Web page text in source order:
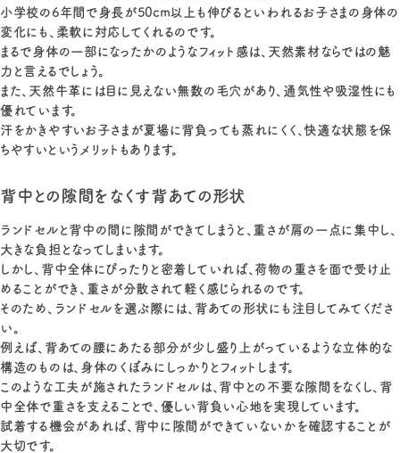
小学校の6年間で身長が50cm以上も伸びるといわれるお子さまの身体の
変化にも、柔軟に対応してくれるのです。
まるで身体の一部になったかのようなフィット感は、天然素材ならではの魅
力と言えるでしょう。
また、天然牛革には目に見えない無数の毛穴があり、通気性や吸湿性にも
優れています。
汗をかきやすいお子さまが夏場に背負っても蒸れにくく、快適な状態を保
ちやすいというメリットもあります。
背中との隙間をなくす背あての形状
ランドセルと背中の間に隙間ができてしまうと、重さが肩の一点に集中し、
大きな負担となってしまいます。
しかし、背中全体にぴったりと密着していれば、荷物の重さを面で受け止
めることができ、重さが分散されて軽く感じられるのです。
そのため、ランドセルを選ぶ際には、背あての形状にも注目してみてくださ
い。
例えば、背あての腰にあたる部分が少し盛り上がっているような立体的な
構造のものは、身体のくぼみにしっかりとフィットします。
このような工夫が施されたランドセルは、背中との不要な隙間をなくし、背
中全体で重さを支えることで、優しい背負い心地を実現しています。
試着する機会があれば、背中に隙間ができていないかを確認することが
大切です。